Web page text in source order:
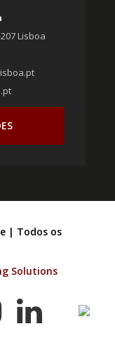
Lisboa
| Todos os
Solutions